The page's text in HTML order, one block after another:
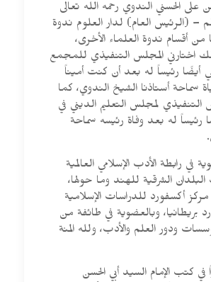
على الحسني الندوي رحمه الله تعالى
– (الرئيس العام) لدار العلوم ندوة
من أقسام ندوة العلماء الأخرى،
اختارني المجلس التنفيذي للمجمع
أيضًا رئيساً له بعد أن كنت أميناً
سماحة أستاذنا الشيخ الندوي، كما
التنفيذي لمجلس التعليم الديني في
رئيساً له بعد وفاة رئيسه سماحة
في رابطة الأدب الإسلامي العالمية
الشرقية للهند وما حولها،
أكسفورد للدراسات الإسلامية
بريطانيا، وبالعضوية في طائفة من
ودور العلم والأدب، ولله المنة
في كتب الإمام السيد أبي الحسن